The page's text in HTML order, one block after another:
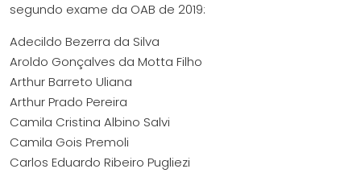
segundo exame da OAB de 2019:
Adecildo Bezerra da Silva
Aroldo Gonçalves da Motta Filho
Arthur Barreto Uliana
Arthur Prado Pereira
Camila Cristina Albino Salvi
Camila Gois Premoli
Carlos Eduardo Ribeiro Pugliezi